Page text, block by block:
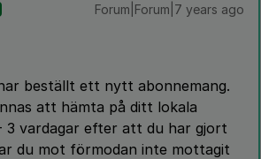
Forum|Forum|7 years ago
beställt ett nytt abonnemang.
att hämta på ditt lokala
3 vardagar efter att du har gjort
du mot förmodan inte mottagit